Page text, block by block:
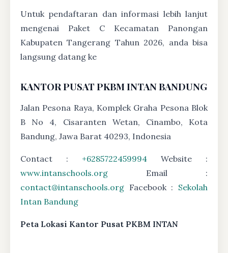
Untuk pendaftaran dan informasi lebih lanjut
mengenai Paket C Kecamatan Panongan
Kabupaten Tangerang Tahun 2026, anda bisa
langsung datang ke
KANTOR PUSAT PKBM INTAN BANDUNG
Jalan Pesona Raya, Komplek Graha Pesona Blok
B No 4, Cisaranten Wetan, Cinambo, Kota
Bandung, Jawa Barat 40293, Indonesia
Contact : +6285722459994 Website :
www.intanschools.org Email :
contact@intanschools.org Facebook : Sekolah
Intan Bandung
Peta Lokasi Kantor Pusat PKBM INTAN